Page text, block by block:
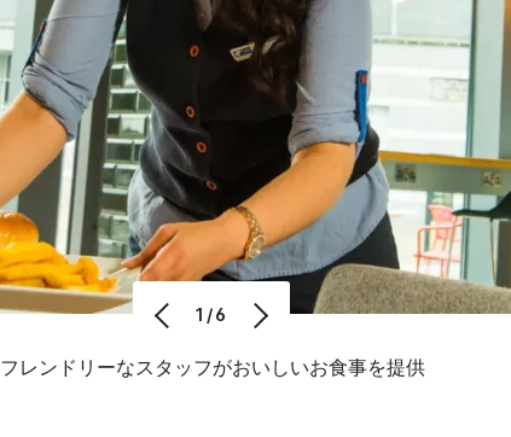
フレンドリーなスタッフがおいしいお食事を提供
1/6